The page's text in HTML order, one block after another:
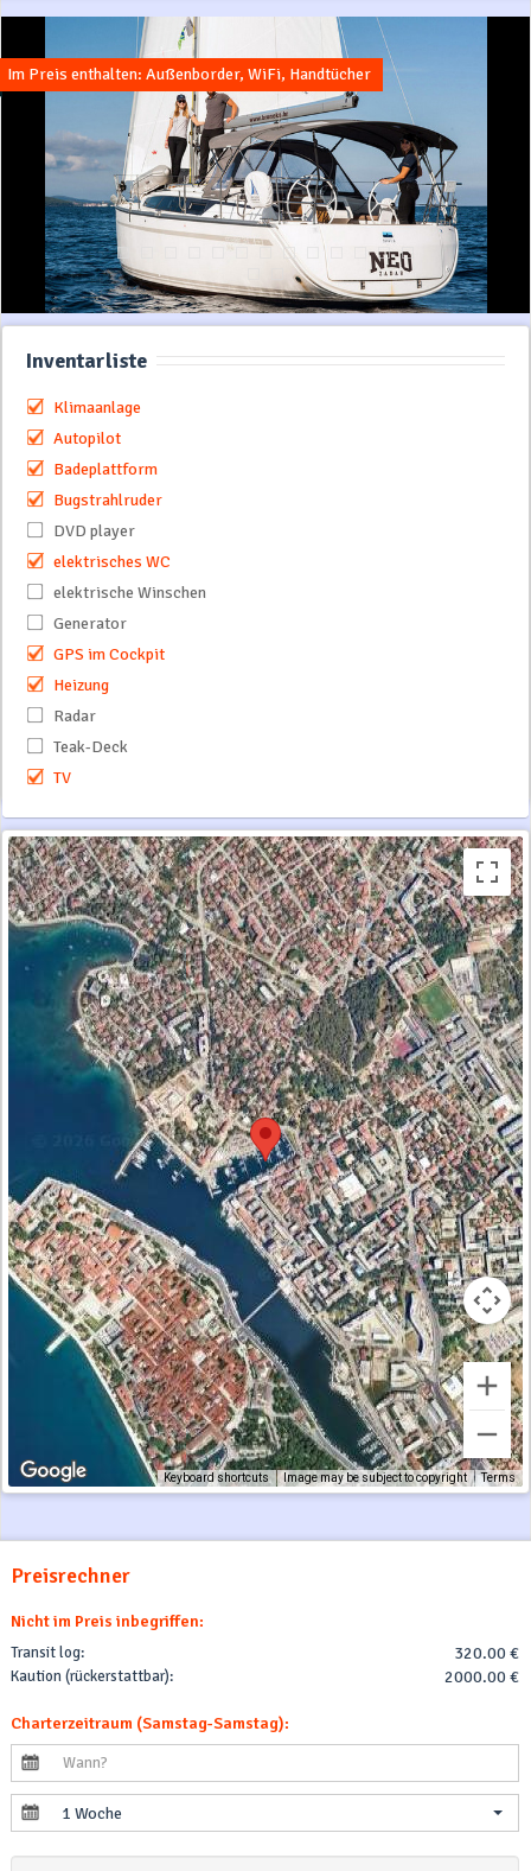
Im Preis enthalten: Außenborder, WiFi, Handtücher
Inventarliste
Klimaanlage
Autopilot
Badeplattform
Bugstrahlruder
DVD player
elektrisches WC
elektrische Winschen
Generator
GPS im Cockpit
Heizung
Radar
Teak-Deck
TV
Keyboard shortcuts Image may be subject to copyright Terms
Preisrechner
Nicht im Preis inbegriffen:
Transit log: 320.00 €
Kaution (rückerstattbar): 2000.00 €
Charterzeitraum (Samstag-Samstag):
1 Woche